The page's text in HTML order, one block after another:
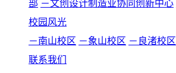
部 －文创设计制造业协同创新中心
校园风光
－南山校区 －象山校区 －良渚校区
联系我们